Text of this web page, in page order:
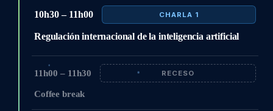
10h30 – 11h00 CHARLA 1
Regulación internacional de la inteligencia artificial
11h00 – 11h30 RECESO
Coffee break